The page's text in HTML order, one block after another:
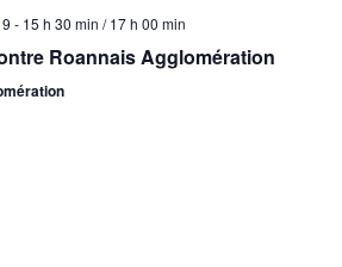
vues
- 15 h 30 min /17 h 00 min
Roannais Agglomération